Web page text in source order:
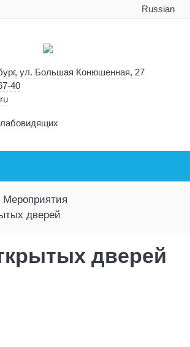
Russian
ул. Большая Конюшенная, 27
40
Мероприятия
дверей
дверей